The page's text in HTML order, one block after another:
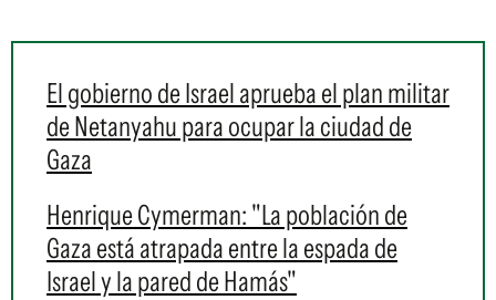
El gobierno de Israel aprueba el plan militar
de Netanyahu para ocupar la ciudad de
Gaza
Henrique Cymerman: "La población de
Gaza está atrapada entre la espada de
Israel y la pared de Hamás"